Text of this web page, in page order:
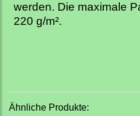
werden. Die maximale
220 g/m².
Ähnliche Produkte: